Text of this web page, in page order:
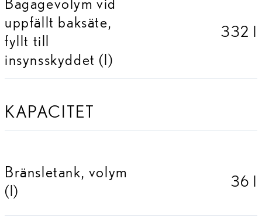
uppfällt baksäte,
fyllt till
insynsskyddet (l)
332 l
KAPACITET
Bränsletank, volym
(l)
36 l